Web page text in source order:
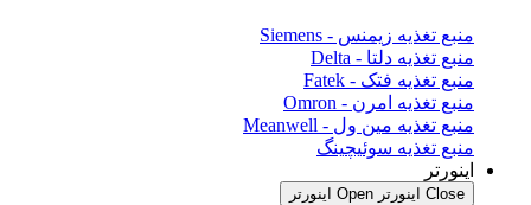
منبع تغذیه زیمنس - Siemens
منبع تغذیه دلتا - Delta
منبع تغذیه فتک - Fatek
منبع تغذیه امرن - Omron
منبع تغذیه مین ول - Meanwell
منبع تغذیه سوئیچینگ
اینورتر
Close اینورتر Open اینورتر